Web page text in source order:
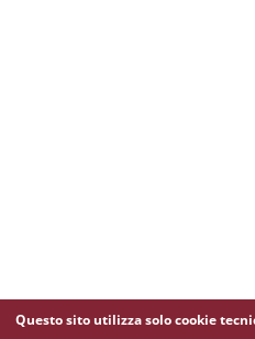
Questo sito utilizza solo cookie